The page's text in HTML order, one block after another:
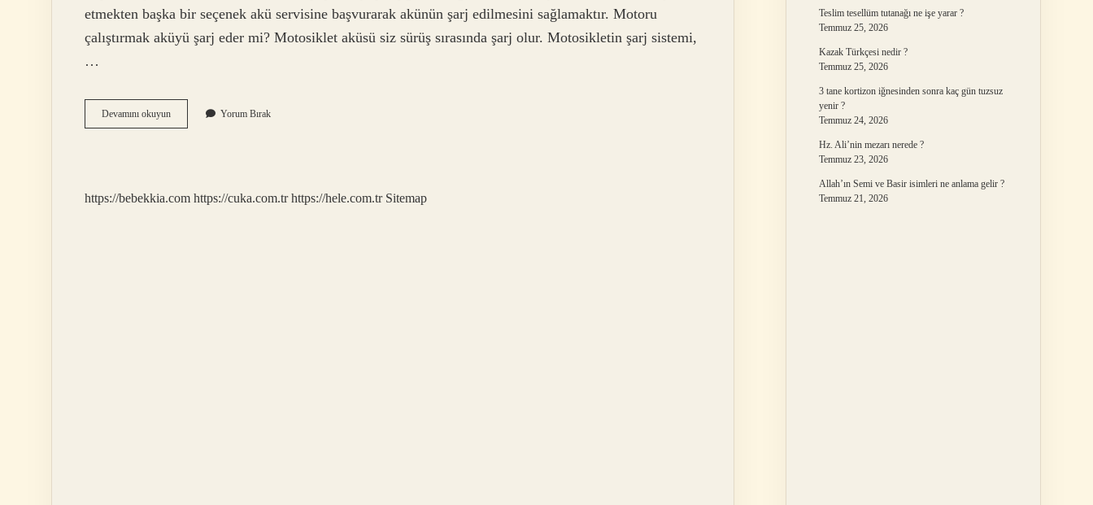
etmekten başka bir seçenek akü servisine başvurarak akünün şarj edilmesini sağlamaktır. Motoru
çalıştırmak aküyü şarj eder mi? Motosiklet aküsü siz sürüş sırasında şarj olur. Motosikletin şarj sistemi,
…
Devamını okuyunAraba
Çalışırken
Yorum Bırak
https://bebekkia.com https://cuka.com.tr https://hele.com.tr Sitemap
Teslim tesellüm tutanağı ne işe yarar ?
Temmuz 25, 2026
Kazak Türkçesi nedir ?
Temmuz 25, 2026
3 tane kortizon iğnesinden sonra kaç gün tuzsuz
yenir ?
Temmuz 24, 2026
Hz. Ali’nin mezarı nerede ?
Temmuz 23, 2026
Allah’ın Semi ve Basir isimleri ne anlama gelir ?
Temmuz 21, 2026